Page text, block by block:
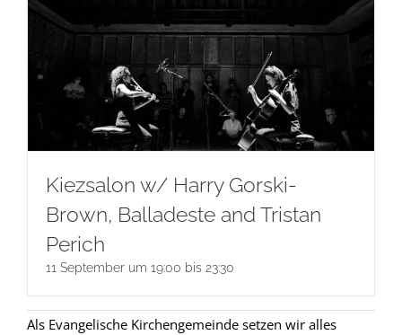
Kiezsalon w/ Harry Gorski-
Brown, Balladeste and Tristan
Perich
11 September um 19:00 bis 23:30
Als Evangelische Kirchengemeinde setzen wir alles